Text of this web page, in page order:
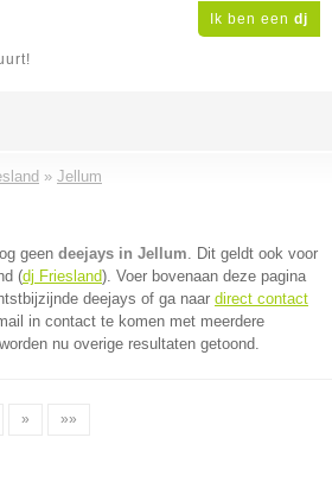
Ik ben een dj
» Jellum
geen deejays in Jellum. Dit geldt ook voor
(dj Friesland). Voer bovenaan deze pagina
deejays of ga naar direct contact
in contact te komen met meerdere
nu overige resultaten getoond.
» »»